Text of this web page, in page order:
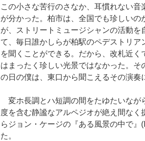
この小さな苦行のさなか、耳慣れない
が分かった。柏市は、全国でも珍しいの
が、ストリートミュージシャンの活動を
て、毎日誰かしらが柏駅のペデストリ
を聞くことができる。だから、改札近
はまったく珍しい光景ではなかった。そ
の日の僕は、東口から聞こえるその演奏
変ホ長調とハ短調の間をたゆたいなが
度を含む静謐なアルペジオが絶え間な
らジョン・ケージの『ある風景の中で』
た。